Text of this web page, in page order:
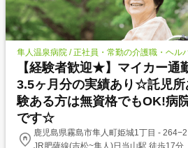
隼人温泉病院 / 正社員・常勤の介護職・ヘル
【経験者歓迎★】マイカー通
3.5ヶ月分の実績あり☆託児
験ある方は無資格でもOK!病
です☆
鹿児島県霧島市隼人町姫城1丁目 - 264−2